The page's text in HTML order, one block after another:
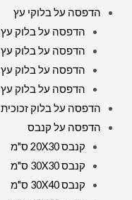
הדפסה על בלוקי עץ
הדפסה על בלוק עץ 10X10 ס"מ
הדפסה על בלוק עץ 10X15 ס"מ
הדפסה על בלוק עץ 15X15 ס"מ
הדפסה על בלוק עץ 15X20 ס”מ
הדפסה על בלוק זכוכית
הדפסה על קנבס
קנבס 20X30 ס"מ
קנבס 30X30 ס"מ
קנבס 30X40 ס"מ